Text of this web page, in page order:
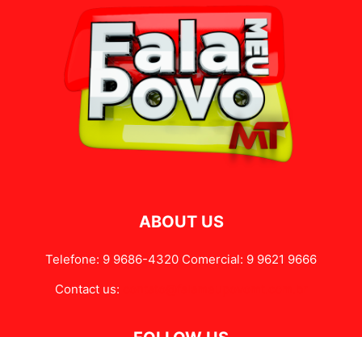
ABOUT US
Telefone: 9 9686-4320 Comercial: 9 9621 9666
Contact us: